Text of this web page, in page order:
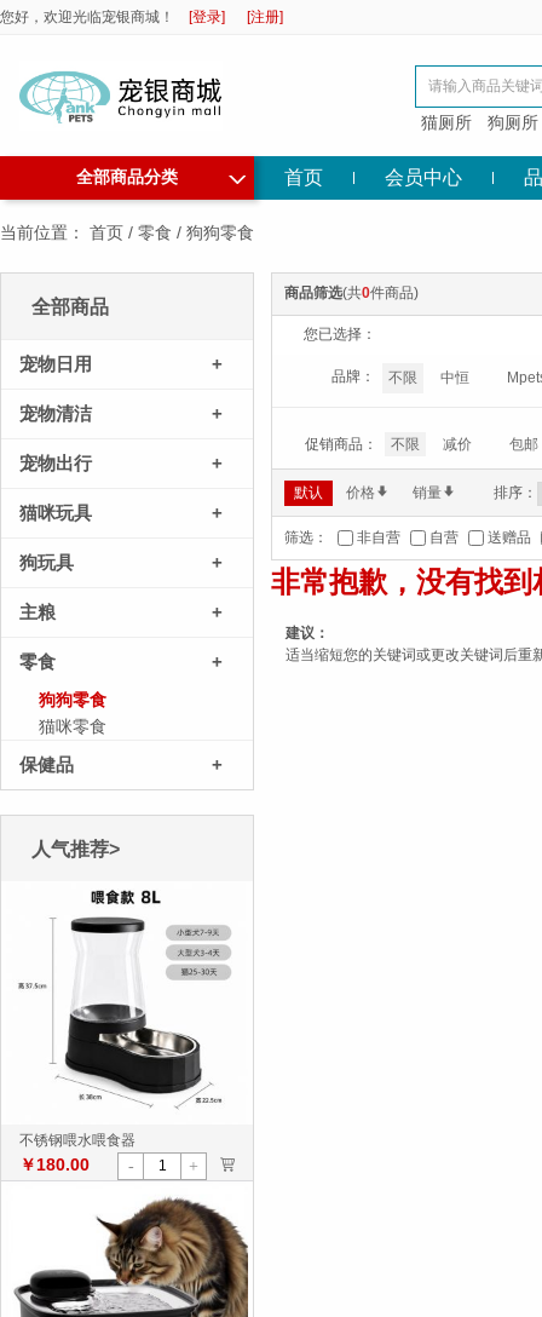
您好，欢迎光临宠银商城！ [登录] [注册]
猫厕所 狗厕所
全部商品分类 ◇ 首页 会员中心
当前位置： 首页 / 零食 / 狗狗零食
全部商品
宠物日用 +
宠物清洁 +
宠物出行 +
猫咪玩具 +
狗玩具 +
主粮 +
零食 +
狗狗零食
猫咪零食
保健品 +
人气推荐>
不锈钢喂水喂食器
￥180.00 - + >
商品筛选(共0件商品)
您已选择：
品牌： 不限 中恒
促销商品： 不限 减价 包邮
默认 价格 * 销量* 排序：
筛选： 非自营 自营 送赠品
非常抱歉，没有找到
建议：
适当缩短您的关键词或更改关键词后重